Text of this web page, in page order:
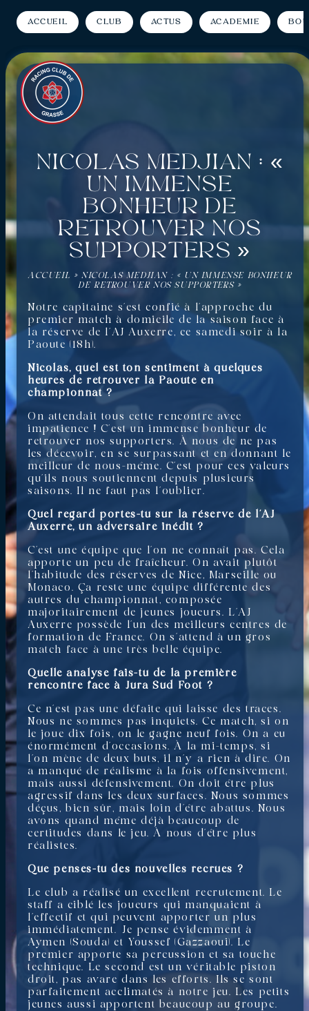
Accueil Club Actus Académie
Nicolas Medjian : «
Un immense
bonheur de
retrouver nos
supporters »
ACCUEIL »NICOLAS MEDJIAN : « UN IMMENSE BONHEUR
DE RETROUVER NOS SUPPORTERS »
Notre capitaine s’est confié à l’approche du
premier match à domicile de la saison face à
la réserve de l’AJ Auxerre, ce samedi soir à la
Paoute (18h).
Nicolas, quel est ton sentiment à quelques
heures de retrouver la Paoute en
championnat ?
On attendait tous cette rencontre avec
impatience ! C’est un immense bonheur de
retrouver nos supporters. À nous de ne pas
les décevoir, en se surpassant et en donnant le
meilleur de nous-même. C’est pour ces valeurs
qu’ils nous soutiennent depuis plusieurs
saisons. Il ne faut pas l’oublier.
Quel regard portes-tu sur la réserve de l’AJ
Auxerre, un adversaire inédit ?
C’est une équipe que l’on ne connaît pas. Cela
apporte un peu de fraîcheur. On avait plutôt
l’habitude des réserves de Nice, Marseille ou
Monaco. Ça reste une équipe différente des
autres du championnat, composée
majoritairement de jeunes joueurs. L’AJ
Auxerre possède l’un des meilleurs centres de
formation de France. On s’attend à un gros
match face à une très belle équipe.
Quelle analyse fais-tu de la première
rencontre face à Jura Sud Foot ?
Ce n’est pas une défaite qui laisse des traces.
Nous ne sommes pas inquiets. Ce match, si on
le joue dix fois, on le gagne neuf fois. On a eu
énormément d’occasions. À la mi-temps, si
l’on mène de deux buts, il n’y a rien à dire. On
a manqué de réalisme à la fois offensivement,
mais aussi défensivement. On doit être plus
agressif dans les deux surfaces. Nous sommes
déçus, bien sûr, mais loin d’être abattus. Nous
avons quand même déjà beaucoup de
certitudes dans le jeu. À nous d’être plus
réalistes.
Que penses-tu des nouvelles recrues ?
Le club a réalisé un excellent recrutement. Le
staff a ciblé les joueurs qui manquaient à
l’effectif et qui peuvent apporter un plus
immédiatement. Je pense évidemment à
Aymen (Souda) et Youssef (Gazzaoui). Le
premier apporte sa percussion et sa touche
technique. Le second est un véritable piston
droit, pas avare dans les efforts. Ils se sont
parfaitement acclimatés à notre jeu. Les petits
jeunes aussi apportent beaucoup au groupe.